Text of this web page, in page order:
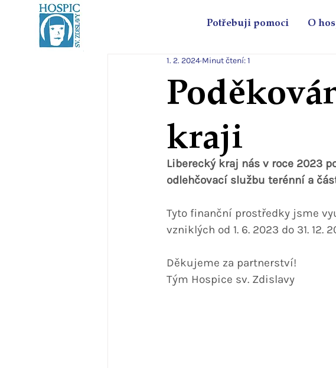
Potřebuji pomoci O
kraji
1. 2. 2024 Minut čtení: 1
Liberecký kraj nás v roce 2023
odlehčovací službu terénní a
Tyto finanční prostředky jsme
vzniklých od 1. 6. 2023 do 31. 12.
Děkujeme za partnerství!
Tým Hospice sv. Zdislavy